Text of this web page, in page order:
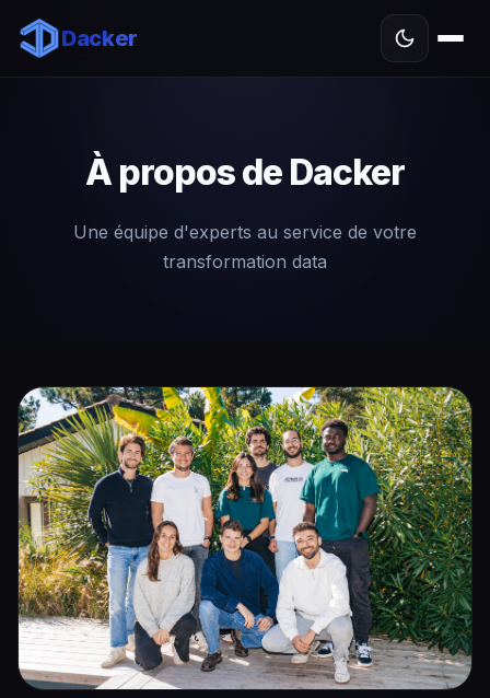
Dacker
À propos de Dacker
Une équipe d'experts au service de votre
transformation data